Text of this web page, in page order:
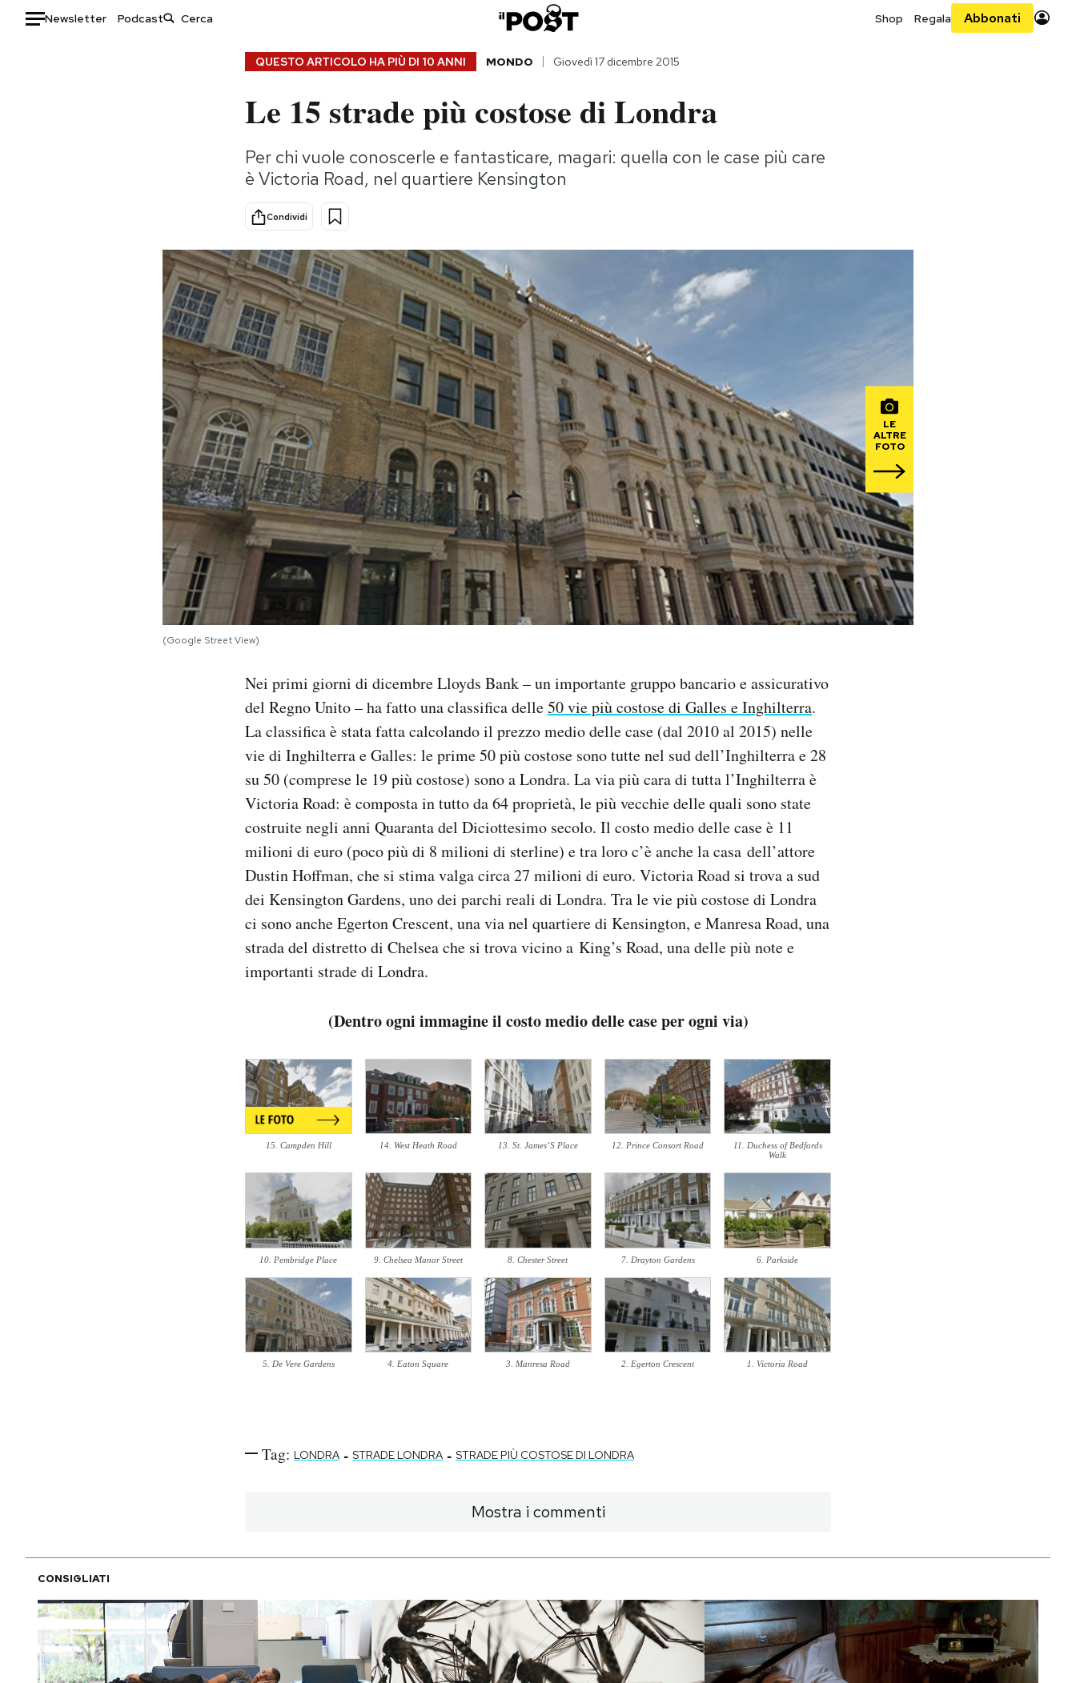
Newsletter Podcast Shop Regala Abbonati
Consumismi
Storie/Idee
Ok Boomer!
Media
Europa
Altrecose
Mondiali calcio 2026
QUESTO ARTICOLO HA PIÙ DI 10 ANNI MONDO Giovedì 17 dicembre 2015
Le 15 strade più costose di Londra
Per chi vuole conoscerle e fantasticare, magari: quella con le case più care
è Victoria Road, nel quartiere Kensington
Condividi
LE
ALTRE
FOTO
(Google Street View)
Nei primi giorni di dicembre Lloyds Bank – un importante gruppo bancario e assicurativo
del Regno Unito – ha fatto una classifica delle50 vie più costose di Galles e Inghilterra.
La classifica è stata fatta calcolando il prezzo medio delle case (dal 2010 al 2015) nelle
vie di Inghilterra e Galles: le prime 50 più costose sono tutte nel sud dell’Inghilterra e 28
su 50 (comprese le 19 più costose) sono a Londra. La via più cara di tutta l’Inghilterra è
Victoria Road: è composta in tutto da 64 proprietà, le più vecchie delle quali sono state
costruite negli anni Quaranta del Diciottesimo secolo. Il costo medio delle case è 11
milioni di euro (poco più di 8 milioni di sterline) e tra loro c’è anche la casa dell’attore
Dustin Hoffman, che si stima valga circa 27 milioni di euro. Victoria Road si trova a sud
dei Kensington Gardens, uno dei parchi reali di Londra. Tra le vie più costose di Londra
ci sono anche Egerton Crescent, una via nel quartiere di Kensington, e Manresa Road, una
strada del distretto di Chelsea che si trova vicino a King’s Road, una delle più note e
importanti strade di Londra.
(Dentro ogni immagine il costo medio delle case per ogni via)
15. Campden Hill 14. West Heath Road 13. St. James’S Place 12. Prince Consort Road
11. Duchess of Bedfords
Walk
10. Pembridge Place 9. Chelsea Manor Street 8. Chester Street 7. Drayton Gardens 6. Parkside
5. De Vere Gardens 4. Eaton Square 3. Manresa Road 2. Egerton Crescent 1. Victoria Road
Tag: LONDRA - STRADE LONDRA - STRADE PIÙ COSTOSE DI LONDRA
Mostra i commenti
CONSIGLIATI